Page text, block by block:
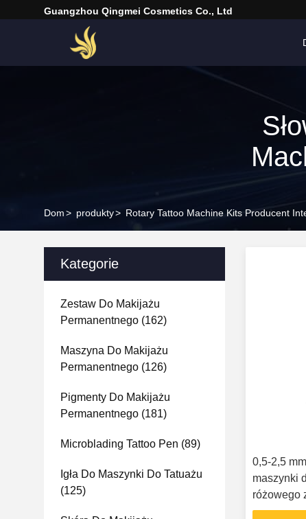
Guangzhou Qingmei Cosmetics Co., Ltd
Dom> produkty> Rotary Tattoo Machine Kits Producent
Kategorie
Zestaw Do Makijażu
Permanentnego (162)
Maszyna Do Makijażu
Permanentnego (126)
Pigmenty Do Makijażu
Permanentnego (181)
Microblading Tattoo Pen (89)
Igła Do Maszynki Do Tatuażu
(125)
0,5-2,5
maszynki
różowego